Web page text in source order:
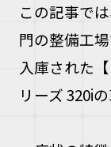
この記事で
門の整備工
入庫された
リーズ 320i